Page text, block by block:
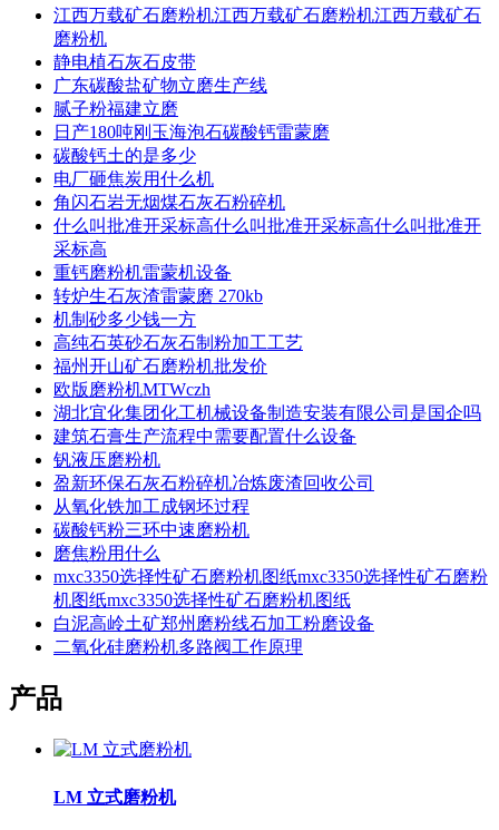
江西万载矿石磨粉机江西万载矿石磨粉机江西万载矿石
磨粉机
静电植石灰石皮带
广东碳酸盐矿物立磨生产线
腻子粉福建立磨
日产180吨刚玉海泡石碳酸钙雷蒙磨
碳酸钙土的是多少
电厂砸焦炭用什么机
角闪石岩无烟煤石灰石粉碎机
什么叫批准开采标高什么叫批准开采标高什么叫批准开
采标高
重钙磨粉机雷蒙机设备
转炉生石灰渣雷蒙磨 270kb
机制砂多少钱一方
高纯石英砂石灰石制粉加工工艺
福州开山矿石磨粉机批发价
欧版磨粉机MTWczh
湖北宜化集团化工机械设备制造安装有限公司是国企吗
建筑石膏生产流程中需要配置什么设备
钒液压磨粉机
盈新环保石灰石粉碎机冶炼废渣回收公司
从氧化铁加工成钢坯过程
碳酸钙粉三环中速磨粉机
磨焦粉用什么
mxc3350选择性矿石磨粉机图纸mxc3350选择性矿石磨粉
机图纸mxc3350选择性矿石磨粉机图纸
白泥高岭土矿郑州磨粉线石加工粉磨设备
二氧化硅磨粉机多路阀工作原理
产品
LM 立式磨粉机